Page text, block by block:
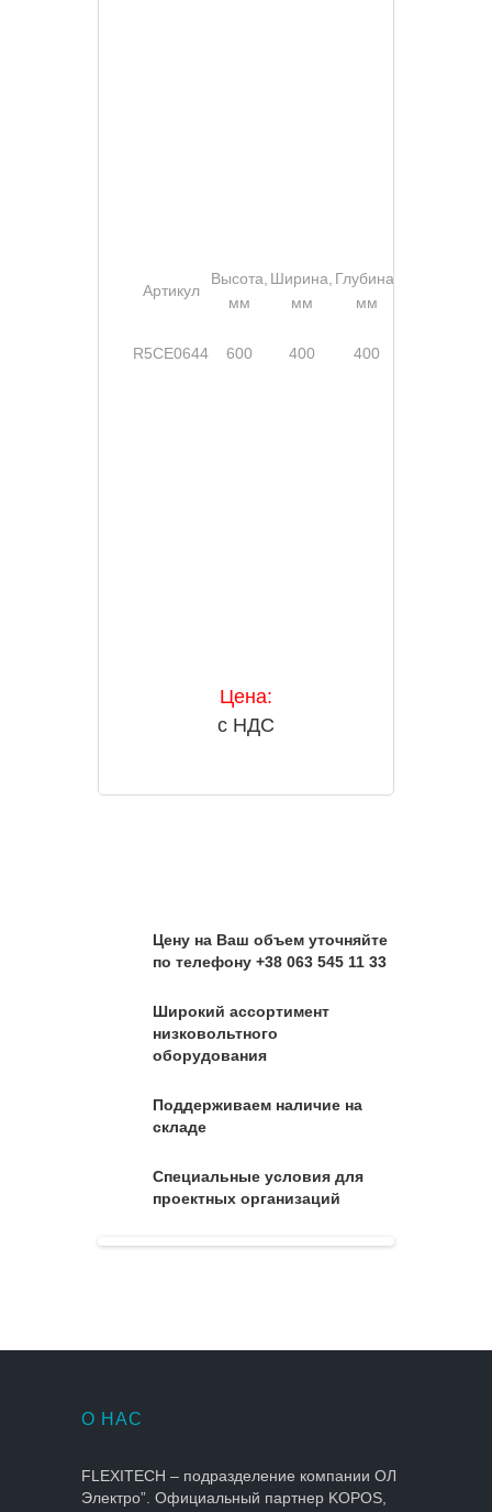
Артикул
Высота,
мм
Ширина,
мм
Глубина,
мм
R5CE0644 600 400 400
Цена:
с НДС
Цену на Ваш объем уточняйте
по телефону +38 063 545 11 33
Широкий ассортимент
низковольтного
оборудования
Поддерживаем наличие на
складе
Специальные условия для
проектных организаций
О НАС
FLEXITECH – подразделение компании ОЛ
Электро”. Официальный партнер KOPOS,